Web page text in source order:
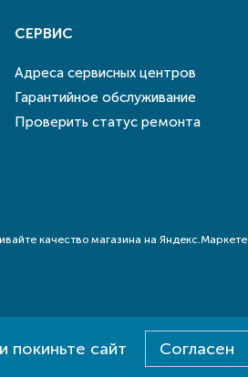
покиньте сайт Согласен
СЕРВИС
Адреса сервисных центров
Гарантийное обслуживание
Проверить статус ремонта
Разработка - E-SYSTEM
Дизайн - DAB.CREATIVE